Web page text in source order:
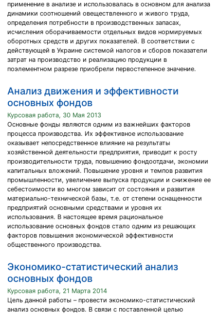
применение в анализе и использовалась в основном для анализа
динамики соотношений овеществленного и живого труда,
определения потребности в производственных запасах,
исчисления оборачиваемости отдельных видов нормируемых
оборотных средств и других показателей. В соответствии с
действующей в Украине системой налогов и сборов показатели
затрат на производство и реализацию продукции в
поэлементном разрезе приобрели первостепенное значение.
Анализ движения и эффективности
основных фондов
Курсовая работа, 30 Мая 2013
Основные фонды являются одним из важнейших факторов
процесса производства. Их эффективное использование
оказывает непосредственное влияние на результаты
хозяйственной деятельности предприятия, приводит к росту
производительности труда, повышению фондоотдачи, экономии
капитальных вложений. Повышение уровня и темпов развития
промышленности, увеличение выпуска продукции и снижение ее
себестоимости во многом зависит от состояния и развития
материально-технической базы, т.е. от степени оснащенности
предприятий основными средствами и уровня их
использования. В настоящее время рациональное
использование основных фондов стало одним из решающих
факторов повышения экономической эффективности
общественного производства.
Экономико-статистический анализ
основных фондов
Курсовая работа, 21 Марта 2014
Цель данной работы – провести экономико-статистический
анализ основных фондов. В связи с поставленной целью